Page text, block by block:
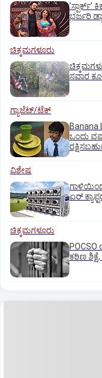
ಭರ್ಜರಿ
ಚಿಕ್ಕಮಗಳೂರು
ಸವಾರ
ಗ್ಯಾಜೆಟ್/ಟೆಕ್
Banana
ಒಂದು
ವಿಶೇಷ
ಏರ್‌
ಚಿಕ್ಕಮಗಳೂರು
ಕಠಿಣ